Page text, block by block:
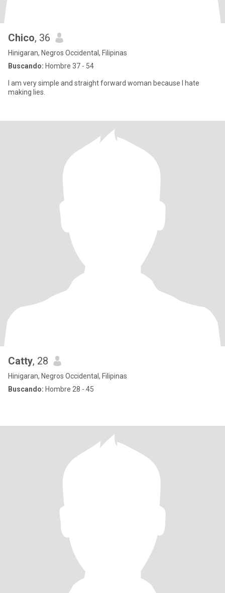
Chico, 36
Hinigaran, Negros Occidental, Filipinas
Buscando: Hombre 37 - 54
l am very simple and straight forward woman because I hate
making lies.
Catty, 28
Hinigaran, Negros Occidental, Filipinas
Buscando: Hombre 28 - 45